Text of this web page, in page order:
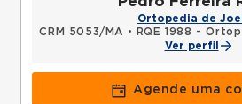
Ortopedia de
CRM 5053/MA •
RQE 1988 -
Ver perfil
Agende uma